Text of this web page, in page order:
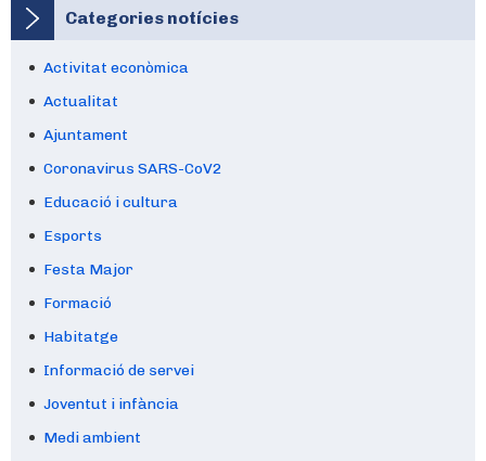
Categories notícies
Activitat econòmica
Actualitat
Ajuntament
Coronavirus SARS-CoV2
Educació i cultura
Esports
Festa Major
Formació
Habitatge
Informació de servei
Joventut i infància
Medi ambient